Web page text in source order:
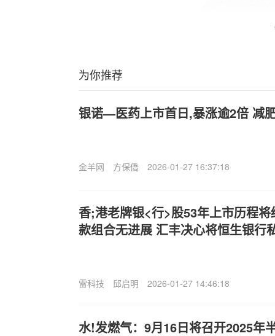
为你推荐
银诺—医药上市首日,暴涨逾2倍 减
金羊网 方保僑 2026-01-27 16:37:18
香;港老牌银<行>股53年上市历程
款组合无进展 汇丰决心将恒生银行
雷科技 邱启明 2026-01-27 14:46:18
水!发燃气：9月16日将召开2025年